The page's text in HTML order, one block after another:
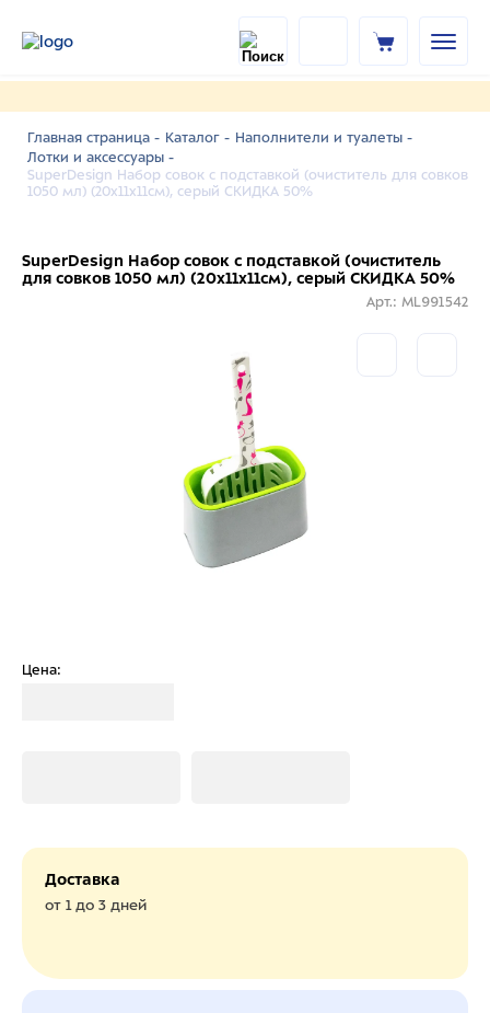
Главная страница - Каталог - Наполнители и туалеты -
Лотки и аксессуары -
SuperDesign Набор совок с подставкой (очиститель для совков
1050 мл) (20х11х11см), серый СКИДКА 50%
SuperDesign Набор совок с подставкой (очиститель
для совков 1050 мл) (20х11х11см), серый СКИДКА 50%
Арт.: ML991542
Цена:
Доставка
от 1 до 3 дней